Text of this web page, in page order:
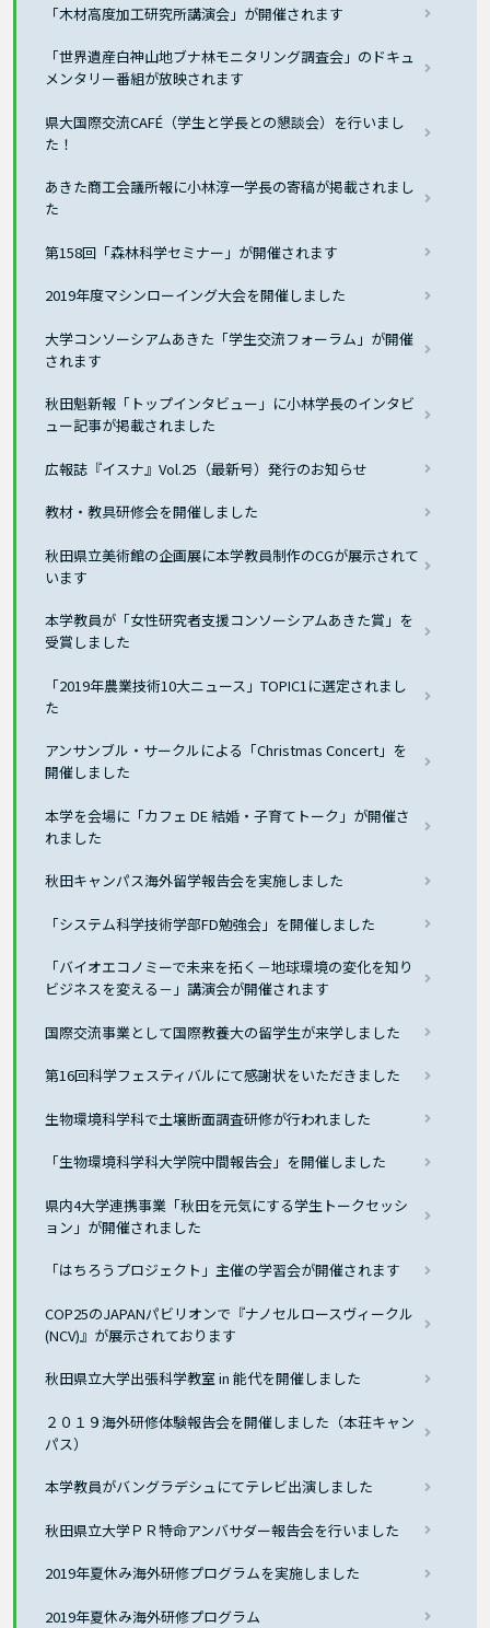
「木材高度加工研究所講演会」が開催されます
「世界遺産白神山地ブナ林モニタリング調査会」のドキュ
メンタリー番組が放映されます
県大国際交流CAFÉ（学生と学長との懇談会）を行いまし
た！
あきた商工会議所報に小林淳一学長の寄稿が掲載されまし
た
第158回「森林科学セミナー」が開催されます
2019年度マシンローイング大会を開催しました
大学コンソーシアムあきた「学生交流フォーラム」が開催
されます
秋田魁新報「トップインタビュー」に小林学長のインタビ
ュー記事が掲載されました
広報誌『イスナ』Vol.25（最新号）発行のお知らせ
教材・教具研修会を開催しました
秋田県立美術館の企画展に本学教員制作のCGが展示されて
います
本学教員が「女性研究者支援コンソーシアムあきた賞」を
受賞しました
「2019年農業技術10大ニュース」TOPIC1に選定されまし
た
アンサンブル・サークルによる「Christmas Concert」を
開催しました
本学を会場に「カフェ DE 結婚・子育てトーク」が開催さ
れました
秋田キャンパス海外留学報告会を実施しました
「システム科学技術学部FD勉強会」を開催しました
「バイオエコノミーで未来を拓く－地球環境の変化を知り
ビジネスを変える－」講演会が開催されます
国際交流事業として国際教養大の留学生が来学しました
第16回科学フェスティバルにて感謝状をいただきました
生物環境科学科で土壌断面調査研修が行われました
「生物環境科学科大学院中間報告会」を開催しました
県内4大学連携事業「秋田を元気にする学生トークセッシ
ョン」が開催されました
「はちろうプロジェクト」主催の学習会が開催されます
COP25のJAPANパビリオンで『ナノセルロースヴィークル
(NCV)』が展示されております
秋田県立大学出張科学教室 in 能代を開催しました
２０１９海外研修体験報告会を開催しました（本荘キャン
パス）
本学教員がバングラデシュにてテレビ出演しました
秋田県立大学ＰＲ特命アンバサダー報告会を行いました
2019年夏休み海外研修プログラムを実施しました
2019年夏休み海外研修プログラム